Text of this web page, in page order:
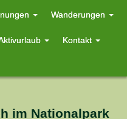
Wanderungen
Kontakt
im Nationalpark